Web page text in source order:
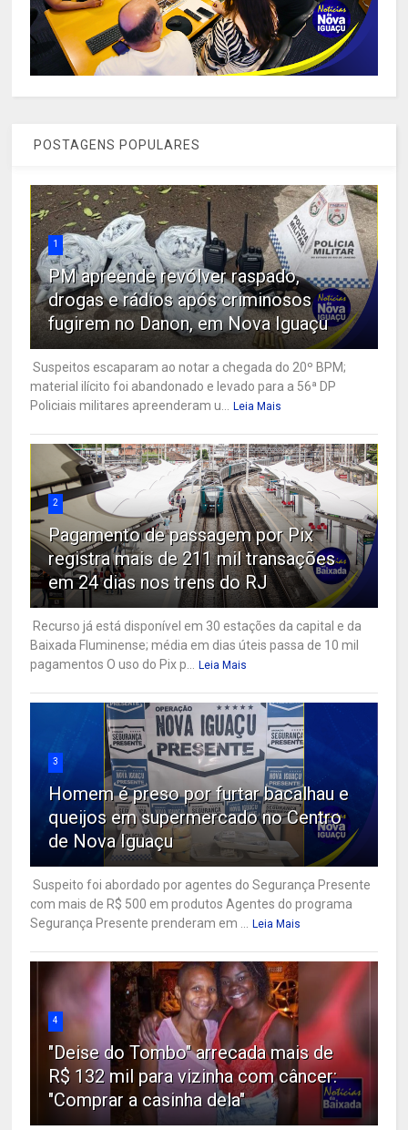
POSTAGENS POPULARES
1
PM apreende revólver raspado,
drogas e rádios após criminosos
fugirem no Danon, em Nova Iguaçu
Suspeitos escaparam ao notar a chegada do 20º BPM;
material ilícito foi abandonado e levado para a 56ª DP
Policiais militares apreenderam u...
Leia Mais
2
Pagamento de passagem por Pix
registra mais de 211 mil transações
em 24 dias nos trens do RJ
Recurso já está disponível em 30 estações da capital e da
Baixada Fluminense; média em dias úteis passa de 10 mil
pagamentos O uso do Pix p...
Leia Mais
3
Homem é preso por furtar bacalhau e
queijos em supermercado no Centro
de Nova Iguaçu
Suspeito foi abordado por agentes do Segurança Presente
com mais de R$ 500 em produtos Agentes do programa
Segurança Presente prenderam em ...
Leia Mais
4
"Deise do Tombo" arrecada mais de
R$ 132 mil para vizinha com câncer:
"Comprar a casinha dela"